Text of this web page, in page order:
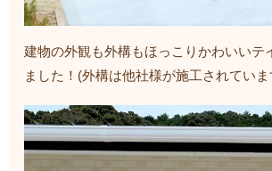
建物の外観も外構もほっこりかわいいテ
ました！(外構は他社様が施工されていま